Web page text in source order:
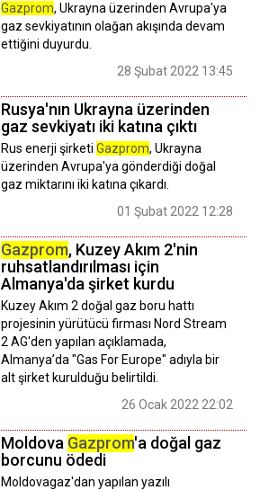
Gazprom, Ukrayna üzerinden Avrupa'ya
gaz sevkiyatının olağan akışında devam
ettiğini duyurdu.
28 Şubat 2022 13:45
Rusya'nın Ukrayna üzerinden
gaz sevkiyatı iki katına çıktı
Rus enerji şirketi Gazprom, Ukrayna
üzerinden Avrupa'ya gönderdiği doğal
gaz miktarını iki katına çıkardı.
01 Şubat 2022 12:28
Gazprom, Kuzey Akım 2'nin
ruhsatlandırılması için
Almanya'da şirket kurdu
Kuzey Akım 2 doğal gaz boru hattı
projesinin yürütücü firması Nord Stream
2 AG'den yapılan açıklamada,
Almanya’da "Gas For Europe" adıyla bir
alt şirket kurulduğu belirtildi.
26 Ocak 2022 22:02
Moldova Gazprom'a doğal gaz
borcunu ödedi
Moldovagaz'dan yapılan yazılı